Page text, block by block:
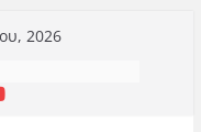
2026